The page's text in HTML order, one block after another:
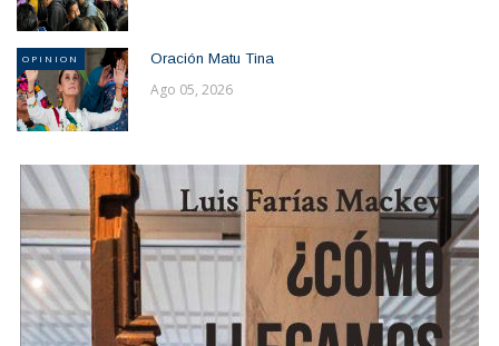
OPINION Oración Matu Tina
Ago 05, 2026